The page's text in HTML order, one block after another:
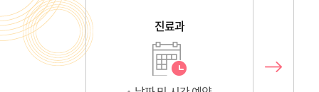
진료과